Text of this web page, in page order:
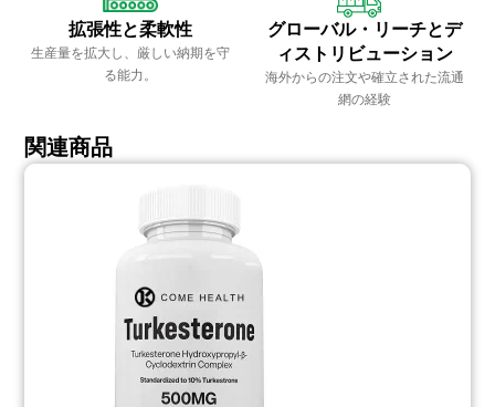
拡張性と柔軟性
生産量を拡大し、厳しい納期を守
る能力。
グローバル・リーチとデ
ィストリビューション
海外からの注文や確立された流通
網の経験
関連商品